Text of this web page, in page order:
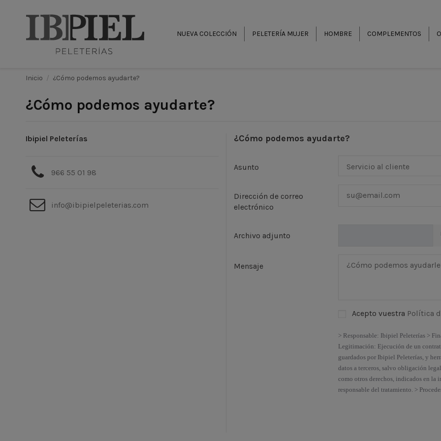
NUEVA COLECCIÓN PELETERÍA MUJER HOMBRE COMPLEMENTOS
Inicio ¿Cómo podemos ayudarte?
¿Cómo podemos ayudarte?
Ibipiel Peleterías
966 55 01 98
info@ibipielpeleterias.com
¿Cómo podemos ayudarte?
Asunto
Dirección de correo
electrónico
Archivo adjunto
Mensaje
Acepto vuestra Política
> Responsable: Ibipiel Peleterías >
Legitimación: Ejecución de un
guardados por Ibipiel Peleterías, y
datos a terceros, salvo obligación
como otros derechos, indicados en la
responsable del tratamiento. >